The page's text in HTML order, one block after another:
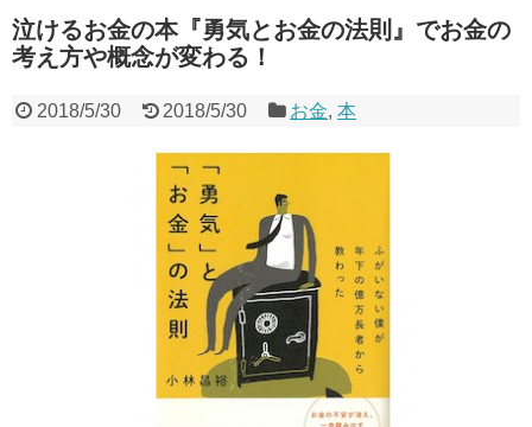
泣けるお金の本『勇気とお金の法則』でお金の
考え方や概念が変わる！
2018/5/30 2018/5/30 お金,本